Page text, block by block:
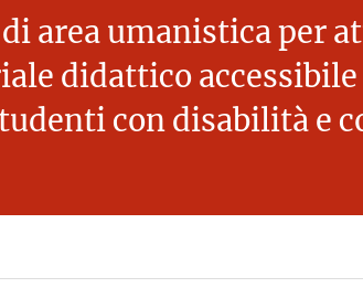
area umanistica per
didattico
con disabilità e